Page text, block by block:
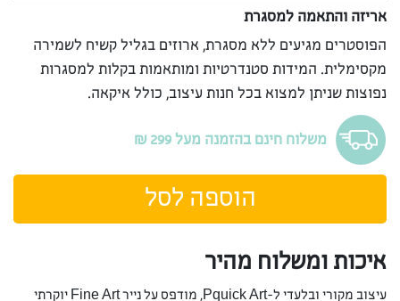
אריזה והתאמה למסגרת
הפוסטרים מגיעים ללא מסגרת, ארוזים בגליל קשיח לשמירה
מקסימלית. המידות סטנדרטיות ומותאמות בקלות למסגרות
נפוצות שניתן למצוא בכל חנות עיצוב, כולל איקאה.
משלוח חינם בהזמנה מעל 299 ₪
הוספה לסל
איכות ומשלוח מהיר
עיצוב מקורי ובלעדי ל-Pquick Art, מודפס על נייר Fine Art יוקרתי